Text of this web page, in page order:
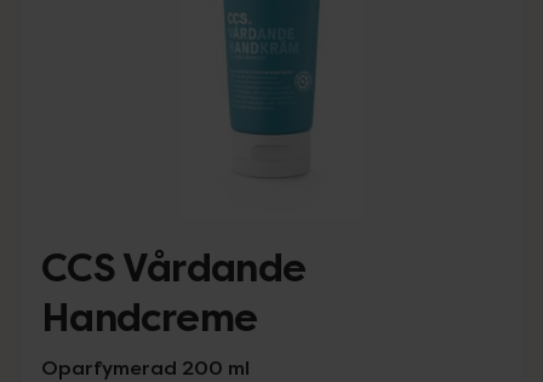
CCS Vårdande
Handcreme
Oparfymerad 200 ml